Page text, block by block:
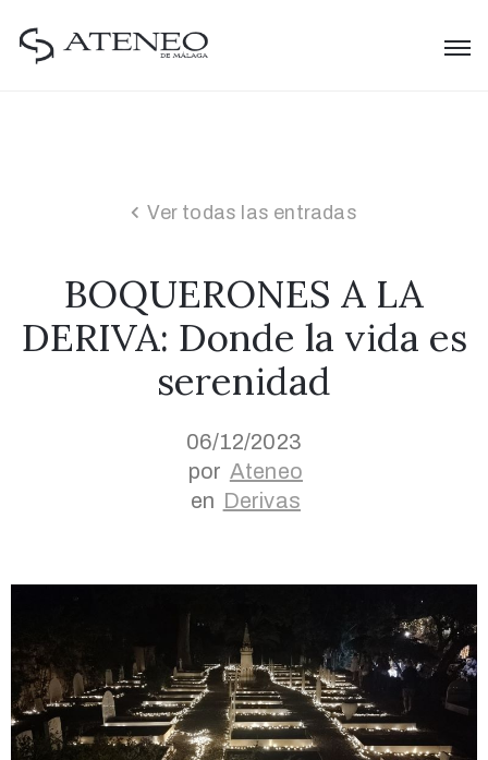
Ver todas las entradas
BOQUERONES A LA
DERIVA: Donde la vida es
serenidad
06/12/2023
por Ateneo
en Derivas